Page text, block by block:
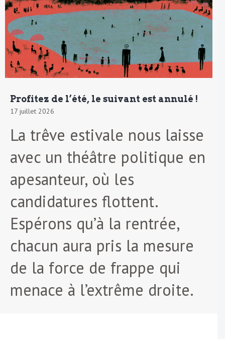
Profitez de l’été, le suivant est annulé !
17 juillet 2026
La trêve estivale nous laisse
avec un théâtre politique en
apesanteur, où les
candidatures flottent.
Espérons qu’à la rentrée,
chacun aura pris la mesure
de la force de frappe qui
menace à l’extrême droite.